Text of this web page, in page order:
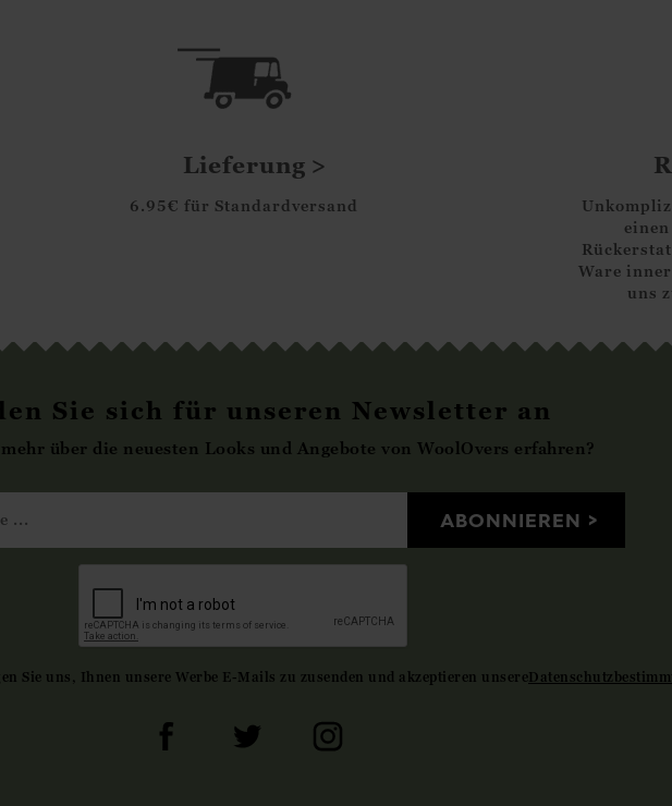
Lieferung
6.95€ für Standardversand
Ware
uns
Sie sich für unseren Newsletter an
über die neuesten Looks und Angebote von WoolOvers erfahren?
ABONNIEREN
Sie uns, Ihnen unsere Werbe E-Mails zu zusenden und akzeptieren unsere